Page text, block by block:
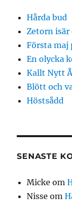
Hårda bud
Zetorn isär
Första maj
En olycka
Kallt Nytt
Blött och
Höstsådd
SENASTE
Micke om
Nisse om